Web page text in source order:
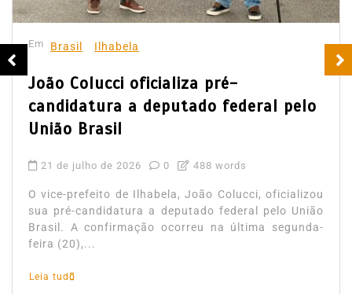
Em Brasil Ilhabela
João Colucci oficializa pré-
candidatura a deputado federal pelo
União Brasil
21 de julho de 2026 0 488 words
O vice-prefeito de Ilhabela, João Colucci, oficializou
sua pré-candidatura a deputado federal pelo União
Brasil. A confirmação ocorreu na última segunda-
feira (20),...
Leia tudo